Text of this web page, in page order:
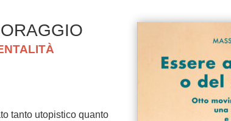
tanto utopistico quanto